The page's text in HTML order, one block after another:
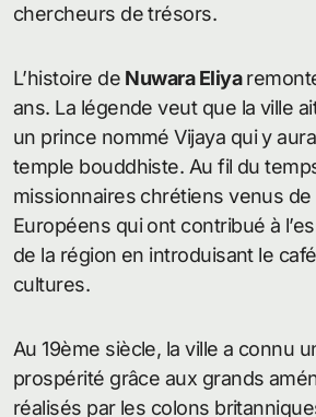
chercheurs de trésors.
L’histoire de Nuwara Eliya
ans. La légende veut que la ville
un prince nommé Vijaya qui y
temple bouddhiste. Au fil du
missionnaires chrétiens venus de
Européens qui ont contribué à
de la région en introduisant le
cultures.
Au 19ème siècle, la ville a connu
prospérité grâce aux grands
réalisés par les colons